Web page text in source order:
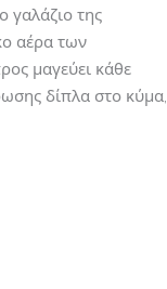
γαλάζιο της
αέρα των
μαγεύει κάθε
δίπλα στο κύμα,